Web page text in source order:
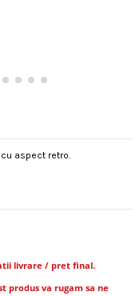
cu aspect retro.
livrare / pret final.
produs va rugam sa ne